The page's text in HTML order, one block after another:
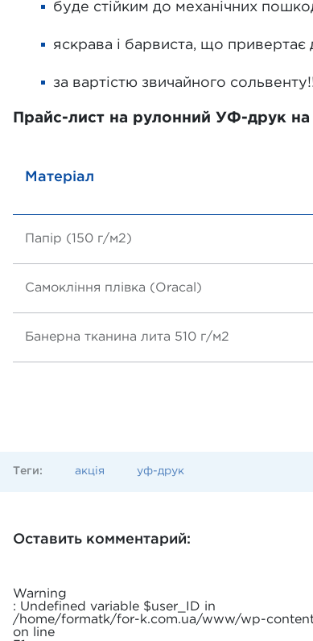
буде стійким до механічних
яскрава і барвиста, що привертає
за вартістю звичайного
Прайс-лист на рулонний УФ-друк на
Матеріал
Папір (150 г/м2)
Самокління плівка (Oracal)
Банерна тканина лита 510 г/м2
Теги: акція уф-друк
Оставить комментарий:
Warning
: Undefined variable $user_ID in
/home/formatk/for-k.com.ua/www/wp-
on line